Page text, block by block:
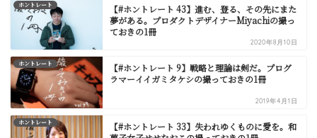
ホントレート
【#ホントレート 43】進む、登る、その先にまた
夢がある。プロダクトデザイナーMiyachiの撮っ
ておきの1冊
2020年8月10日
ホントレート
【#ホントレート 9】戦略と理論は剣だ。プログ
ラマーイイガミタケシの撮っておきの1冊
2019年4月1日
ホントレート
【#ホントレート 33】失われゆくものに愛を。和